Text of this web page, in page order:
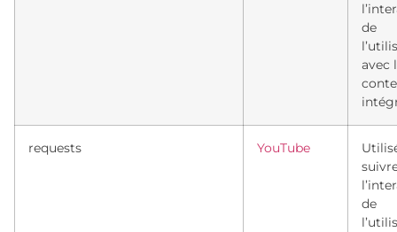
de
avec
requests YouTube
de